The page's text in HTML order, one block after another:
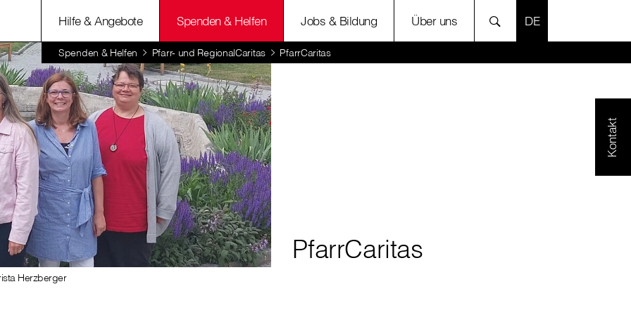
Hilfe & Angebote Spenden & Helfen Jobs & Bildung Über uns SPRACHE
Spenden & Helfen Pfarr- und RegionalCaritas PfarrCaritas
Kontakt
Herzberger
PfarrCaritas